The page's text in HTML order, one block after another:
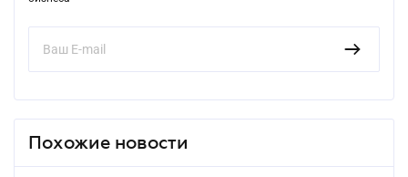
Похожие новости